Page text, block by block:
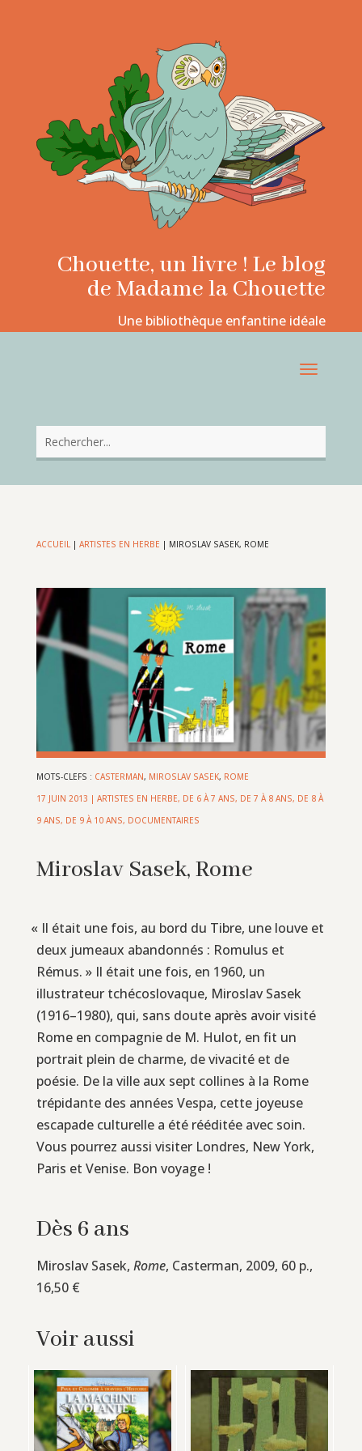
Chouette, un livre ! Le blog
de Madame la Chouette
Une bibliothèque enfantine idéale
ACCUEIL| ARTISTES EN HERBE | MIROSLAV SASEK, ROME
MOTS-CLEFS : CASTERMAN, MIROSLAV SASEK, ROME
17 JUIN 2013 | ARTISTES EN HERBE, DE 6 À 7 ANS, DE 7 À 8 ANS, DE 8 À
9 ANS, DE 9 À 10 ANS, DOCUMENTAIRES
Miroslav Sasek, Rome
« Il était une fois, au bord du Tibre, une louve et
deux jumeaux abandonnés : Romulus et
Rémus. » Il était une fois, en 1960, un
illustrateur tchécoslovaque, Miroslav Sasek
(1916–1980), qui, sans doute après avoir visité
Rome en compagnie de M. Hulot, en fit un
portrait plein de charme, de vivacité et de
poésie. De la ville aux sept collines à la Rome
trépidante des années Vespa, cette joyeuse
escapade culturelle a été rééditée avec soin.
Vous pourrez aussi visiter Londres, New York,
Paris et Venise. Bon voyage !
Dès 6 ans
Miroslav Sasek, Rome, Casterman, 2009, 60 p.,
16,50 €
Voir aussi